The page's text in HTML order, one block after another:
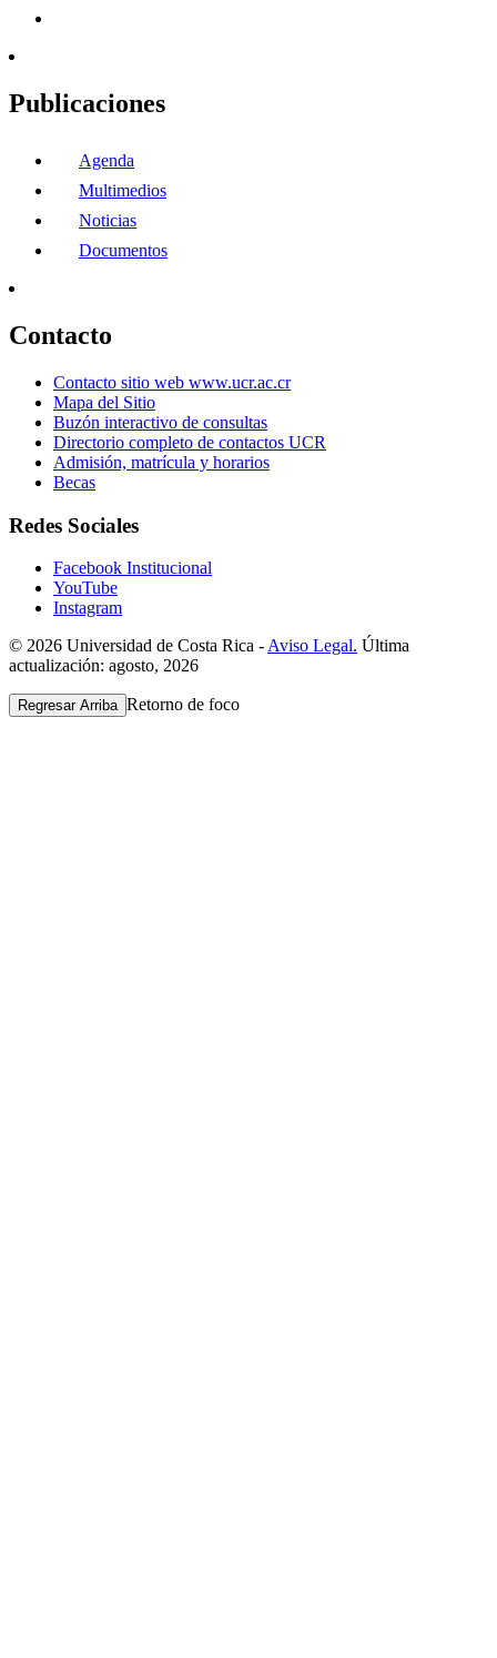
Publicaciones
Agenda
Multimedios
Noticias
Documentos
Contacto
Contacto sitio web www.ucr.ac.cr
Mapa del Sitio
Buzón interactivo de consultas
Directorio completo de contactos UCR
Admisión, matrícula y horarios
Becas
Redes Sociales
Facebook Institucional
YouTube
Instagram
© 2026 Universidad de Costa Rica - Aviso Legal. Última
actualización: agosto, 2026
Regresar Arriba Retorno de foco